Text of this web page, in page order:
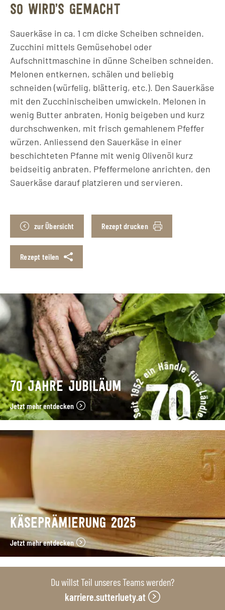
SO WIRD’S GEMACHT
Sauerkäse in ca. 1 cm dicke Scheiben schneiden.
Zucchini mittels Gemüsehobel oder
Aufschnittmaschine in dünne Scheiben schneiden.
Melonen entkernen, schälen und beliebig
schneiden (würfelig, blätterig, etc.). Den Sauerkäse
mit den Zucchinischeiben umwickeln. Melonen in
wenig Butter anbraten, Honig beigeben und kurz
durchschwenken, mit frisch gemahlenem Pfeffer
würzen. Anliessend den Sauerkäse in einer
beschichteten Pfanne mit wenig Olivenöl kurz
beidseitig anbraten. Pfeffermelone anrichten, den
Sauerkäse darauf platzieren und servieren.
zur Übersicht Rezept drucken
Rezept teilen
70 JAHRE JUBILÄUM
Jetzt mehr entdecken
KÄSEPRÄMIERUNG 2025
Jetzt mehr entdecken
Du willst Teil unseres Teams werden?
karriere.sutterluety.at